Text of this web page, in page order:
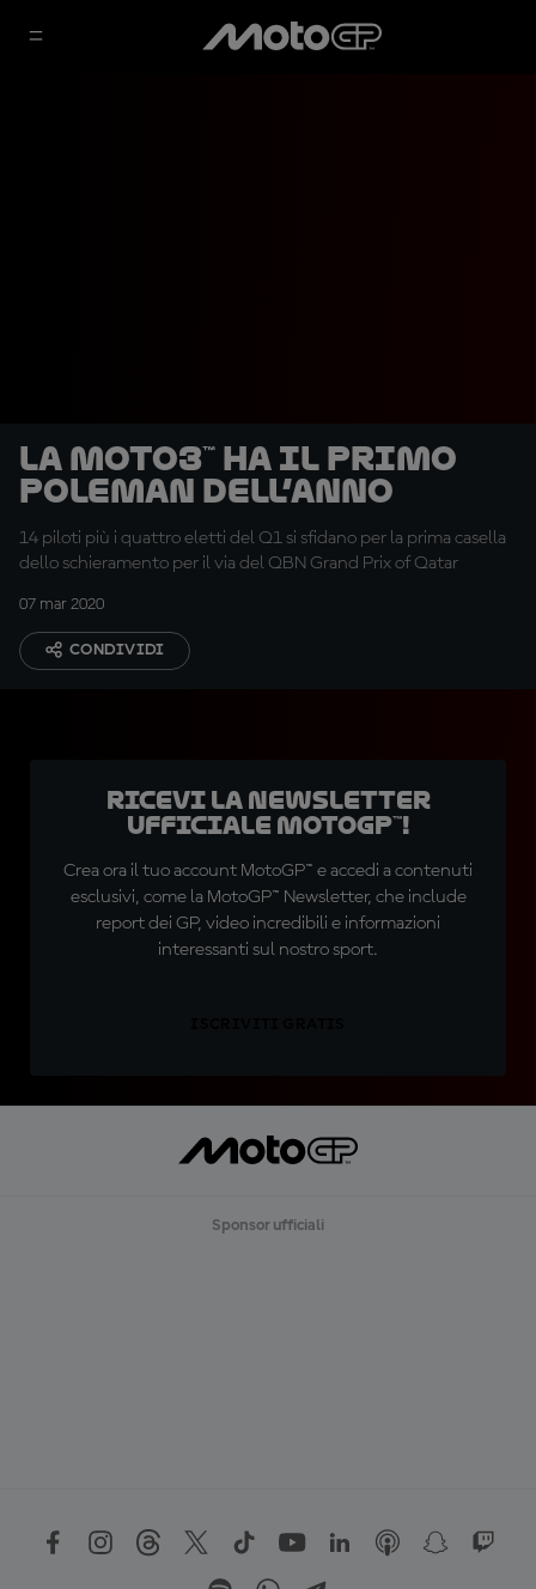
La Moto3™ ha il primo
poleman dell’anno
14 piloti più i quattro eletti del Q1 si sfidano per la prima casella
dello schieramento per il via del QBN Grand Prix of Qatar
07 mar 2020
CONDIVIDI
Ricevi la newsletter
ufficiale MotoGP™!
Crea ora il tuo account MotoGP™ e accedi a contenuti
esclusivi, come la MotoGP™ Newsletter, che include
report dei GP, video incredibili e informazioni
interessanti sul nostro sport.
Sponsor ufficiali